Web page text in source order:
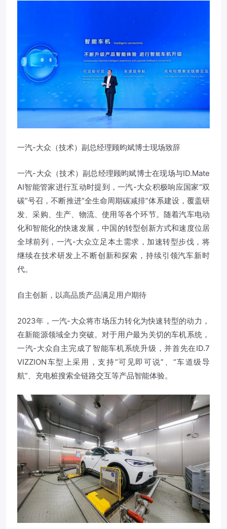
一汽-大众（技术）副总经理顾昀斌博士现场致辞
一汽-大众（技术）副总经理顾昀斌博士在现场与ID.Mate
AI智能管家进行互动时提到，一汽-大众积极响应国家“双
碳”号召，不断推进“全生命周期碳减排”体系建设，覆盖研
发、采购、生产、物流、使用等各个环节。随着汽车电动
化和智能化的快速发展，中国的转型创新方式和速度位居
全球前列，一汽-大众立足本土需求，加速转型步伐，将
继续在技术研发上不断创新和探索，持续引领汽车新时
代。
自主创新，以高品质产品满足用户期待
2023年，一汽-大众将市场压力转化为快速转型的动力，
在新能源领域全力突破。对于用户最为关切的车机系统，
一汽-大众自主完成了智能车机系统升级，并首先在ID.7
VIZZION车型上采用，支持“可见即可说”、“车道级导
航”、充电桩搜索全链路交互等产品智能体验。